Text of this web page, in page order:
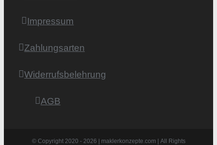
Impressum
Zahlungsarten
Widerrufsbelehrung
AGB
© Copyright 2020 - 2026 | maklerkonzepte.com | All Rights